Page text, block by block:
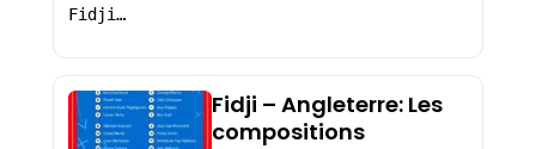
Fidji…
Fidji – Angleterre: Les
compositions